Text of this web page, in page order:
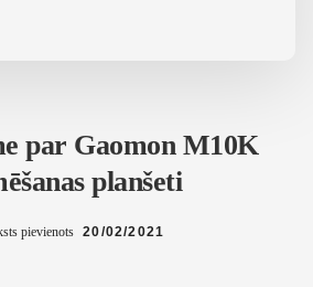
par Gaomon M10K
planšeti
pievienots 20/02/2021